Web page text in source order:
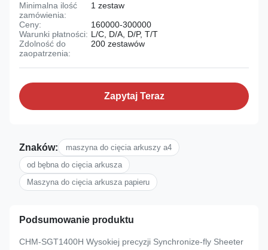
Minimalna ilość
zamówienia:
1 zestaw
Ceny:
160000-300000
Warunki płatności: L/C, D/A, D/P, T/T
Zdolność do
zaopatrzenia:
200 zestawów
Zapytaj Teraz
Znaków:
maszyna do cięcia arkuszy a4
od bębna do cięcia arkusza
Maszyna do cięcia arkusza papieru
Podsumowanie produktu
CHM-SGT1400H Wysokiej precyzji Synchronize-fly Sheeter